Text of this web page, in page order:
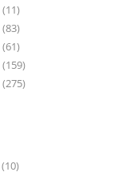
(11)
(83)
(61)
(159)
(275)
(10)